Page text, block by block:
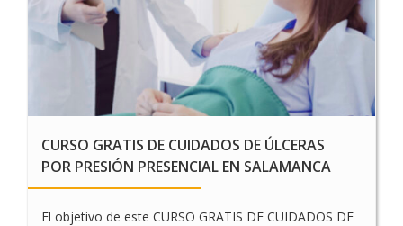
CURSO GRATIS DE CUIDADOS DE ÚLCERAS
POR PRESIÓN PRESENCIAL EN SALAMANCA
El objetivo de este CURSO GRATIS DE CUIDADOS DE